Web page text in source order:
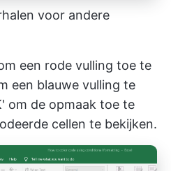
voor andere
een rode vulling toe te
een blauwe vulling te
om de opmaak toe te
cellen te bekijken.